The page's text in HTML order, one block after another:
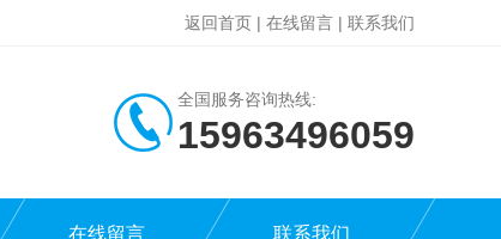
返回首页 | 在线留言 | 联系我们
全国服务咨询热线:
15963496059
在线留言 联系我们